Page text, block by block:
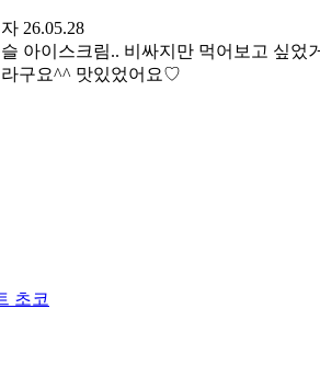
26.05.28
아이스크림.. 비싸지만 먹어보고 싶
라구요^^ 맛있었어요♡
초코